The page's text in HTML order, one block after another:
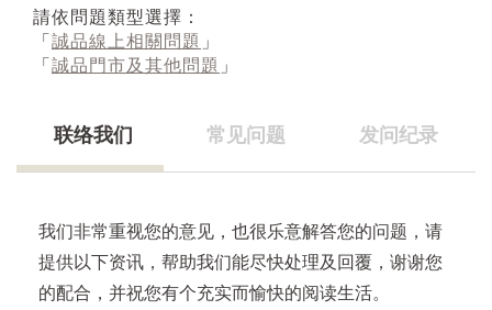
請依問題類型選擇：
「 誠品線上相關問題 」
「 誠品門市及其他問題 」
联络我们 常见问题 发问纪录
我们非常重视您的意见，也很乐意解答您的问题，请
提供以下资讯，帮助我们能尽快处理及回覆，谢谢您
的配合，并祝您有个充实而愉快的阅读生活。